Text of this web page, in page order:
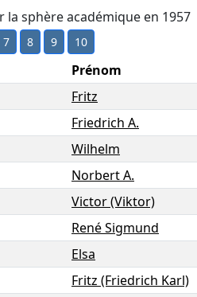
la sphère académique en 1957
7 8 9 10
Prénom
Fritz
Friedrich A.
Wilhelm
Norbert A.
Victor (Viktor)
René Sigmund
Elsa
Fritz (Friedrich Karl)